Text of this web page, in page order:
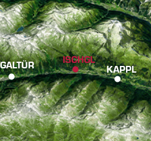
GALTÜR ISCHGL
KAPPL